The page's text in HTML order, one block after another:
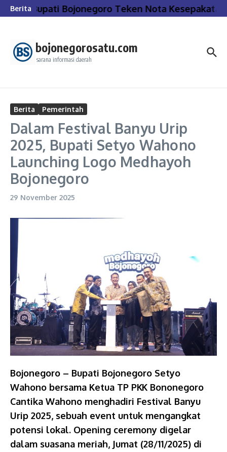
Lewati ke konten
BeritaBupati Bojonegoro Teken Nota Kesepakatan
bojonegorosatu.com
sarana informasi daerah
Berita Pemerintah
Dalam Festival Banyu Urip
2025, Bupati Setyo Wahono
Launching Logo Medhayoh
Bojonegoro
29 November 2025
Bojonegoro – Bupati Bojonegoro Setyo
Wahono bersama Ketua TP PKK Bononegoro
Cantika Wahono menghadiri Festival Banyu
Urip 2025, sebuah event untuk mengangkat
potensi lokal. Opening ceremony digelar
dalam suasana meriah, Jumat (28/11/2025) di